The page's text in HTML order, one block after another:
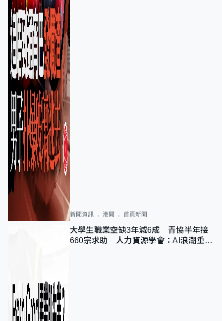
新聞資訊 港聞 首頁新聞
大學生職業空缺3年減6成 青協半年接
660宗求助 人力資源學會：AI浪潮重整